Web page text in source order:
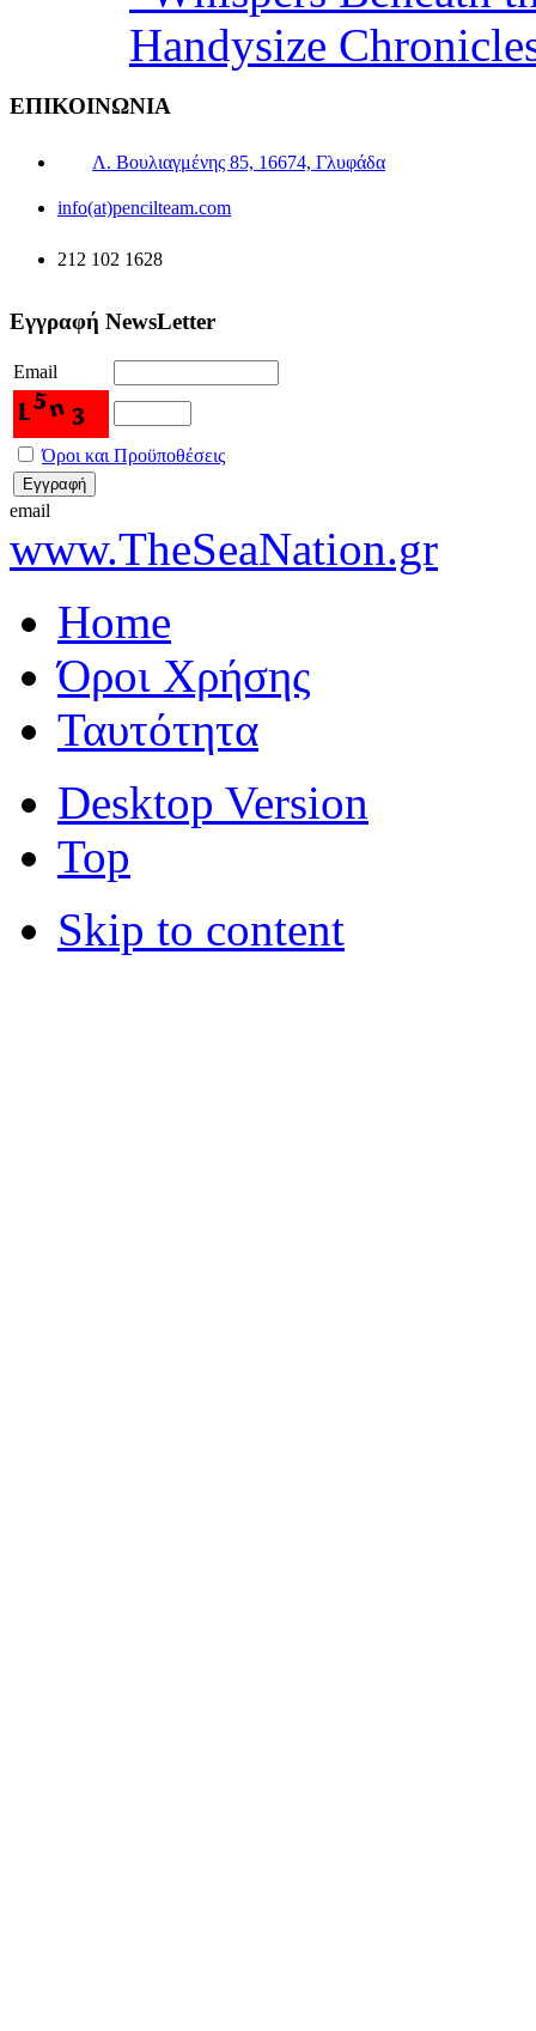
Handysize
ΕΠΙΚΟΙΝΩΝΙΑ
Λ. Βουλιαγμένης 85, 16674, Γλυφάδα
info(at)pencilteam.com
212 102 1628
Εγγραφή NewsLetter
Email
Όροι και Προϋποθέσεις
email
www.TheSeaNation.gr
Home
Όροι Χρήσης
Ταυτότητα
Desktop Version
Top
Skip to content